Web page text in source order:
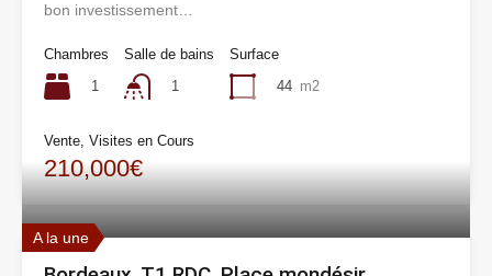
bon investissement…
Chambres
1
Salle de bains
1
Surface
44 m2
Vente, Visites en Cours
210,000€
A la une